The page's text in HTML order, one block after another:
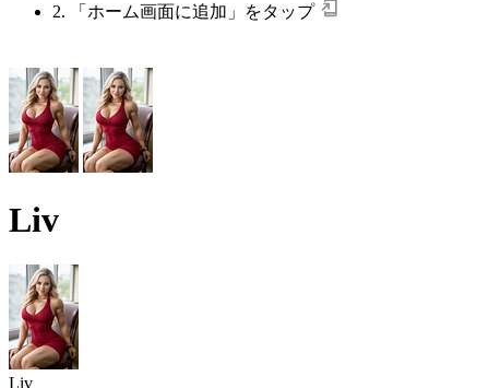
2. 「ホーム画面に追加」をタップ
Liv
Liv